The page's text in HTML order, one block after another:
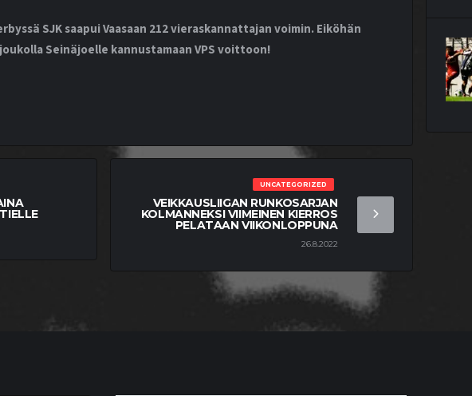
SJK saapui Vaasaan 212 vieraskannattajan voimin. Eiköhän
Seinäjoelle kannustamaan VPS voittoon!
UNCATEGORIZED
VEIKKAUSLIIGAN RUNKOSARJAN
KOLMANNEKSI VIIMEINEN KIERROS
PELATAAN VIIKONLOPPUNA
26.8.2022